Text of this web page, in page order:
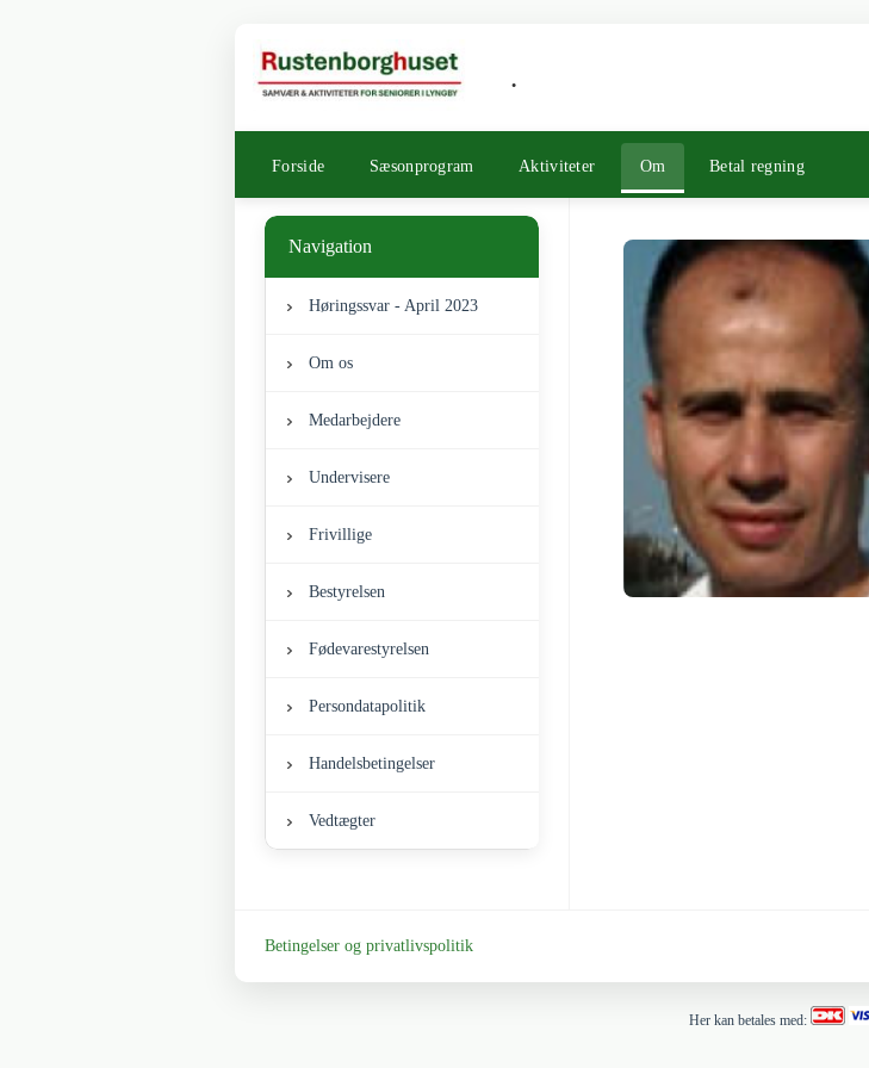
.
Forside Sæsonprogram Aktiviteter Om Betal regning
Navigation
Høringssvar - April 2023
Om os
Medarbejdere
Undervisere
Frivillige
Bestyrelsen
Fødevarestyrelsen
Persondatapolitik
Handelsbetingelser
Vedtægter
Betingelser og privatlivspolitik
Her kan betales med: